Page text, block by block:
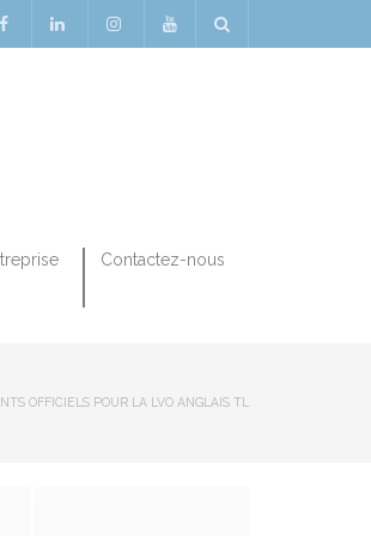
Contactez-nous
OFFICIELS POUR LA LVO ANGLAIS TL